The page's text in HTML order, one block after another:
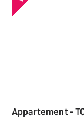
Appartement -